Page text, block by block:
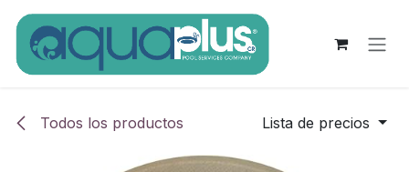
Ir al contenido
Todos los productos Lista de precios